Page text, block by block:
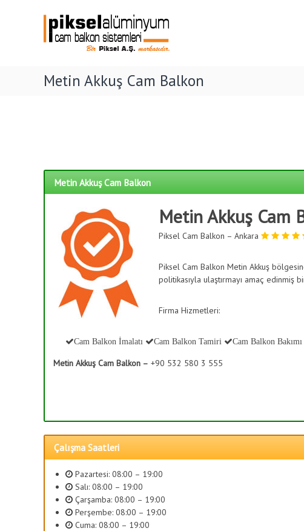
l
l
k
o
n
v
e
ı
ş
a
ç
e
s
t
e
k
B
h
e
T
e
a
K
p
a
Metin Akkuş Cam Balkon
Metin Akkuş Cam Balkon
Metin Akkuş Cam
Piksel Cam Balkon – Ankara
Piksel Cam Balkon Metin Akkuş
politikasıyla ulaştırmayı amaç edinmiş
Firma Hizmetleri:
Cam Balkon İmalatı Cam Balkon Tamiri Cam Balkon Bakımı
Metin Akkuş Cam Balkon – +90 532 580 3 555
Çalışma Saatleri
Pazartesi: 08:00 – 19:00
Salı: 08:00 – 19:00
Çarşamba: 08:00 – 19:00
Perşembe: 08:00 – 19:00
Cuma: 08:00 – 19:00